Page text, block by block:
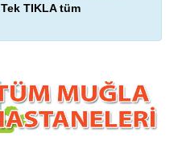
Tek TIKLA tüm